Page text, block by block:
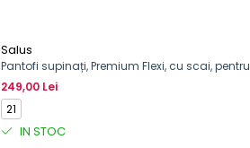
Salus
Pantofi supinați, Premium Flexi, cu scai, pentru
băieți
249,00 Lei
21
IN STOC